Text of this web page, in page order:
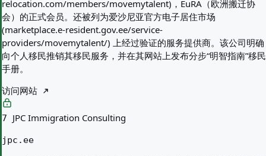
relocation.com/members/movemytalent)，EuRA（欧洲搬迁协
会）的正式会员。还被列为爱沙尼亚官方电子居住市场
(marketplace.e-resident.gov.ee/service-
providers/movemytalent/) 上经过验证的服务提供商。该公司明确
向个人移民推销其移民服务，并在其网站上发布分步“明智指南”移民
手册。
访问网站
7 JPC Immigration Consulting
jpc.ee